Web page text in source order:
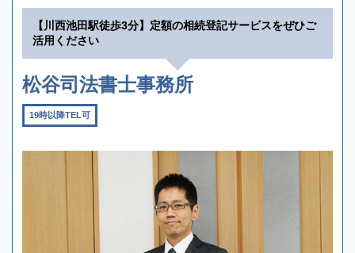
【川西池田駅徒歩3分】定額の相続登記サービスをぜひご
活用ください
松谷司法書士事務所
19時以降TEL可